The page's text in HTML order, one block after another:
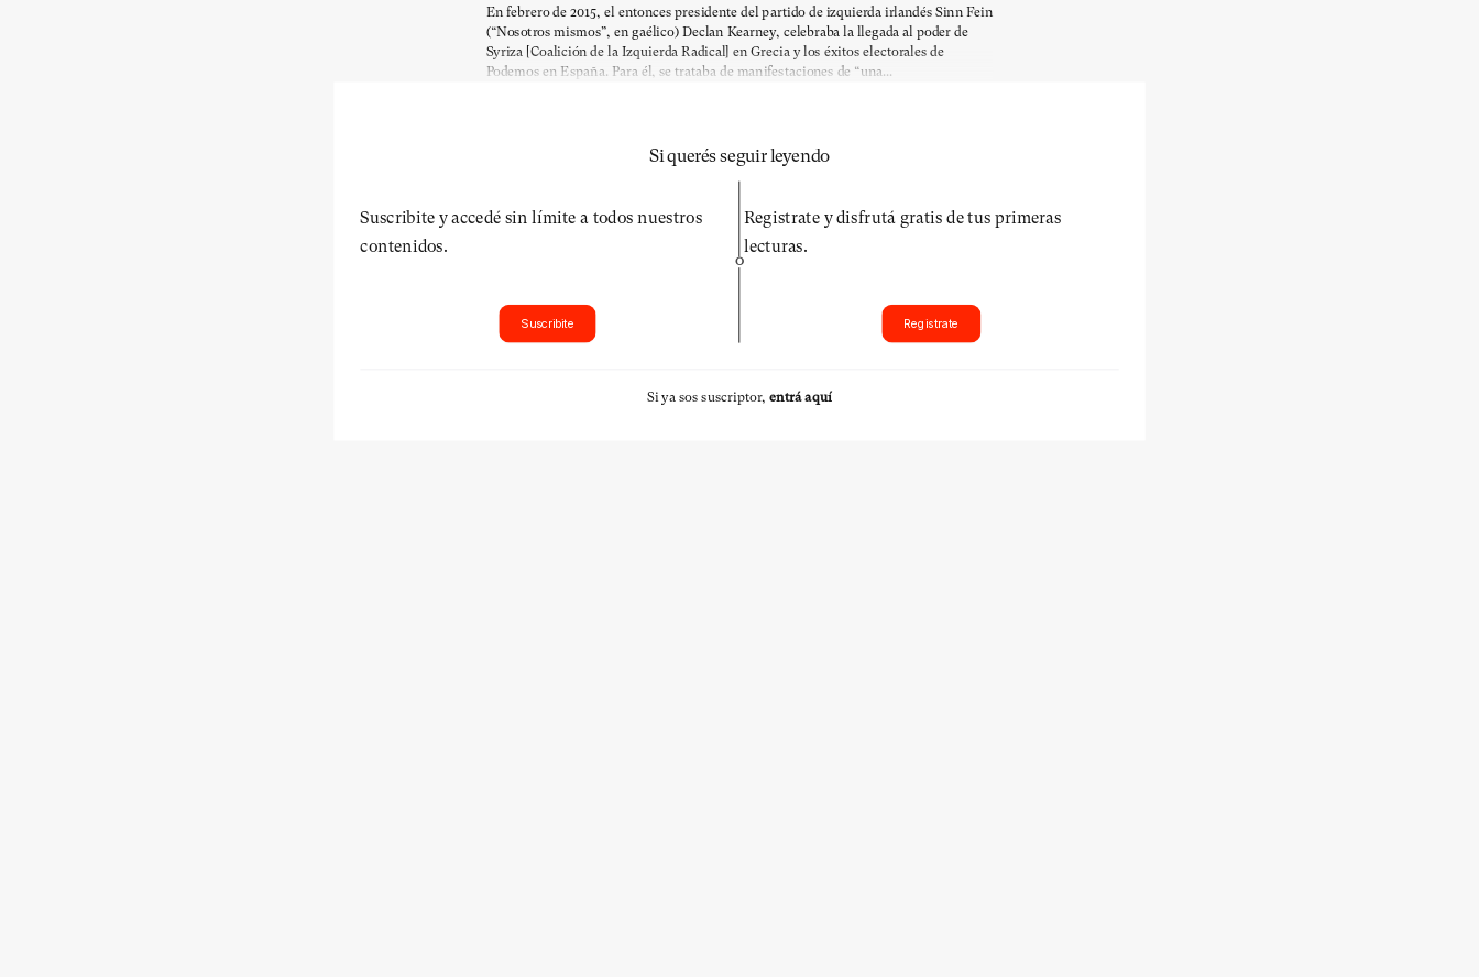
En febrero de 2015, el entonces presidente del partido de izquierda irlandés Sinn Fein
(“Nosotros mismos”, en gaélico) Declan Kearney, celebraba la llegada al poder de
Syriza [Coalición de la Izquierda Radical] en Grecia y los éxitos electorales de
Podemos en España. Para él, se trataba de manifestaciones de “una...
Si querés seguir leyendo
Suscribite y accedé sin límite a todos nuestros
contenidos.
Suscribite
O
Registrate y disfrutá gratis de tus primeras
lecturas.
Registrate
Si ya sos suscriptor, entrá aquí